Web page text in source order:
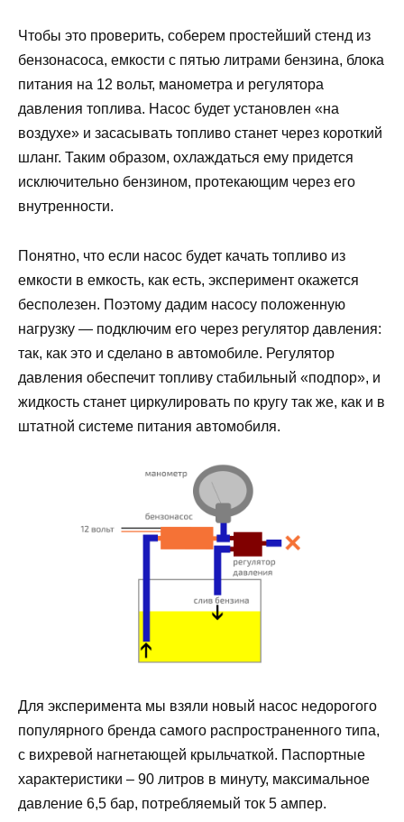
Чтобы это проверить, соберем простейший стенд из
бензонасоса, емкости с пятью литрами бензина, блока
питания на 12 вольт, манометра и регулятора
давления топлива. Насос будет установлен «на
воздухе» и засасывать топливо станет через короткий
шланг. Таким образом, охлаждаться ему придется
исключительно бензином, протекающим через его
внутренности.
Понятно, что если насос будет качать топливо из
емкости в емкость, как есть, эксперимент окажется
бесполезен. Поэтому дадим насосу положенную
нагрузку — подключим его через регулятор давления:
так, как это и сделано в автомобиле. Регулятор
давления обеспечит топливу стабильный «подпор», и
жидкость станет циркулировать по кругу так же, как и в
штатной системе питания автомобиля.
Для эксперимента мы взяли новый насос недорогого
популярного бренда самого распространенного типа,
с вихревой нагнетающей крыльчаткой. Паспортные
характеристики – 90 литров в минуту, максимальное
давление 6,5 бар, потребляемый ток 5 ампер.